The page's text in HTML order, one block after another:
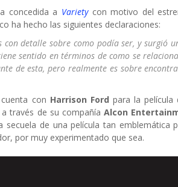
concedida a Variety con motivo del
ha hecho las siguientes declaraciones:
con detalle sobre como podía ser, y surgió
sentido en términos de como se
de esta, pero realmente es sobre
cuenta con Harrison Ford para la
través de su compañía Alcon
secuela de una película tan emblemática
por muy experimentado que sea.